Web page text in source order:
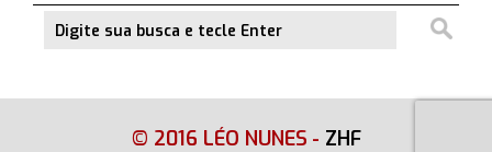
© 2016 LÉO NUNES - ZHF